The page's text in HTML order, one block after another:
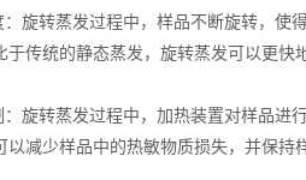
转蒸发过程中，样品不断旋转，使
于传统的静态蒸发，旋转蒸发可以更快
转蒸发过程中，加热装置对样品进
以减少样品中的热敏物质损失，并保持